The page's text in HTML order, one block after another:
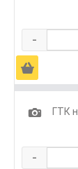
-
Ä
1
ГТК
-